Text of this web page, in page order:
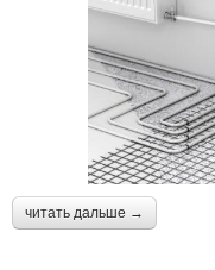
читать дальше →